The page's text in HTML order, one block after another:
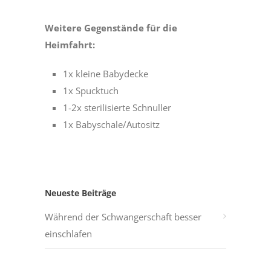
Weitere Gegenstände für die
Heimfahrt:
1x kleine Babydecke
1x Spucktuch
1-2x sterilisierte Schnuller
1x Babyschale/Autositz
Neueste Beiträge
Während der Schwangerschaft besser
einschlafen